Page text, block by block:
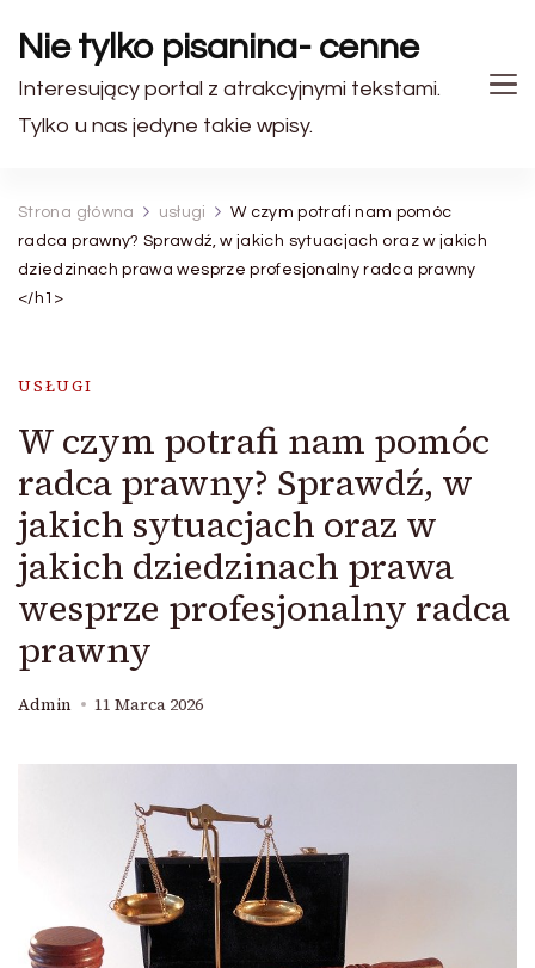
Nie tylko pisanina- cenne
Interesujący portal z atrakcyjnymi tekstami.
Tylko u nas jedyne takie wpisy.
Strona główna usługi
W czym potrafi nam pomóc
radca prawny? Sprawdź, w jakich sytuacjach oraz w jakich
dziedzinach prawa wesprze profesjonalny radca prawny
</h1>
USŁUGI
W czym potrafi nam pomóc
radca prawny? Sprawdź, w
jakich sytuacjach oraz w
jakich dziedzinach prawa
wesprze profesjonalny radca
prawny
Admin 11 Marca 2026